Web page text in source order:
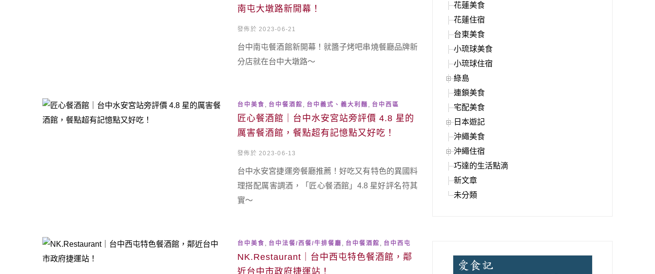
南屯大墩路新開幕！
發佈於 2023-06-21
台中南屯餐酒館新開幕！就醬子烤吧串燒餐廳品牌新
分店就在台中大墩路～
台中美食 台中餐酒館 台中義式、義大利麵 台中西區
匠心餐酒館｜台中水安宮站旁評價 4.8 星的
厲害餐酒館，餐點超有記憶點又好吃！
發佈於 2023-06-13
台中水安宮捷運旁餐廳推薦！好吃又有特色的異國料
理搭配厲害調酒，「匠心餐酒館」4.8 星好評名符其
實～
台中美食 台中法餐/西餐/牛排餐廳 台中餐酒館 台中西屯
NK.Restaurant｜台中西屯特色餐酒館，鄰
近台中市政府捷運站！
花蓮美食
花蓮住宿
台東美食
小琉球美食
小琉球住宿
綠島
連鎖美食
宅配美食
日本遊記
沖繩美食
沖繩住宿
巧達的生活點滴
新文章
未分類